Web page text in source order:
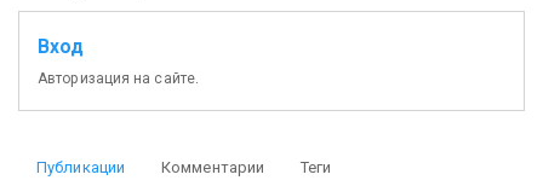
Вход
Авторизация на сайте.
Публикации Комментарии Теги